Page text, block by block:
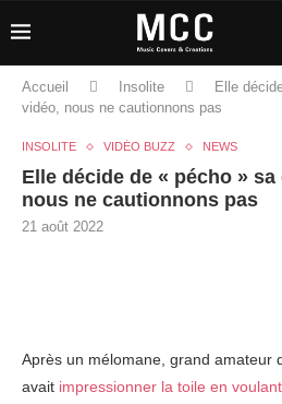
Accueil Insolite
Elle
vidéo, nous ne cautionnons pas
INSOLITE VIDÉO BUZZ NEWS
Elle décide de « pécho »
nous ne cautionnons pas
21 août 2022
Après un mélomane, grand amateur
avait impressionner la toile en